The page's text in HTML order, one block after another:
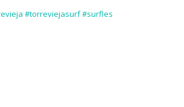
#torreviejasurf #surfles